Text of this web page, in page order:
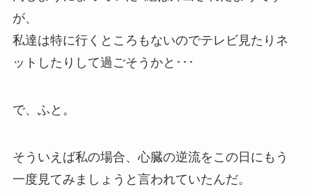
が、
私達は特に行くところもないのでテレビ見たりネ
ットしたりして過ごそうかと･･･
で、ふと。
そういえば私の場合、心臓の逆流をこの日にもう
一度見てみましょうと言われていたんだ。